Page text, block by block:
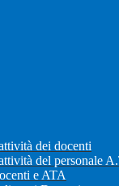
dei docenti
del personale
e ATA